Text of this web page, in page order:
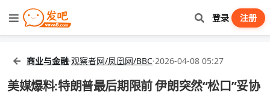
登录 注册
商业与金融·观察者网/凤凰网/BBC·2026-04-08 05:27
美媒爆料:特朗普最后期限前 伊朗突然“松口”妥协